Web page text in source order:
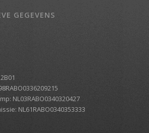
GEGEVENS
NL03RABO0340320427
NL61RABO0340353333